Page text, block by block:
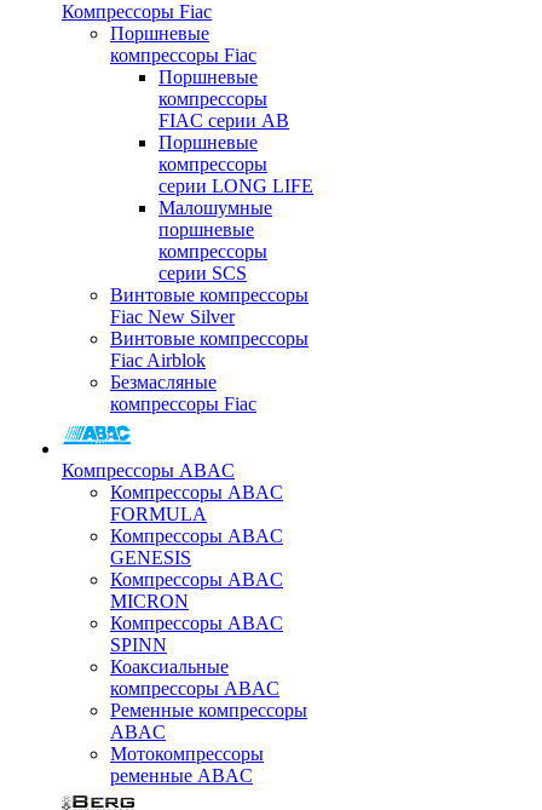
Компрессоры Fiac
Поршневые
компрессоры Fiac
Поршневые
компрессоры
FIAC серии AB
Поршневые
компрессоры
серии LONG LIFE
Малошумные
поршневые
компрессоры
серии SCS
Винтовые компрессоры
Fiac New Silver
Винтовые компрессоры
Fiac Airblok
Безмасляные
компрессоры Fiac
Компрессоры ABAC
Компрессоры ABAC
FORMULA
Компрессоры ABAC
GENESIS
Компрессоры ABAC
MICRON
Компрессоры ABAC
SPINN
Коаксиальные
компрессоры ABAC
Ременные компрессоры
ABAC
Мотокомпрессоры
ременные ABAC